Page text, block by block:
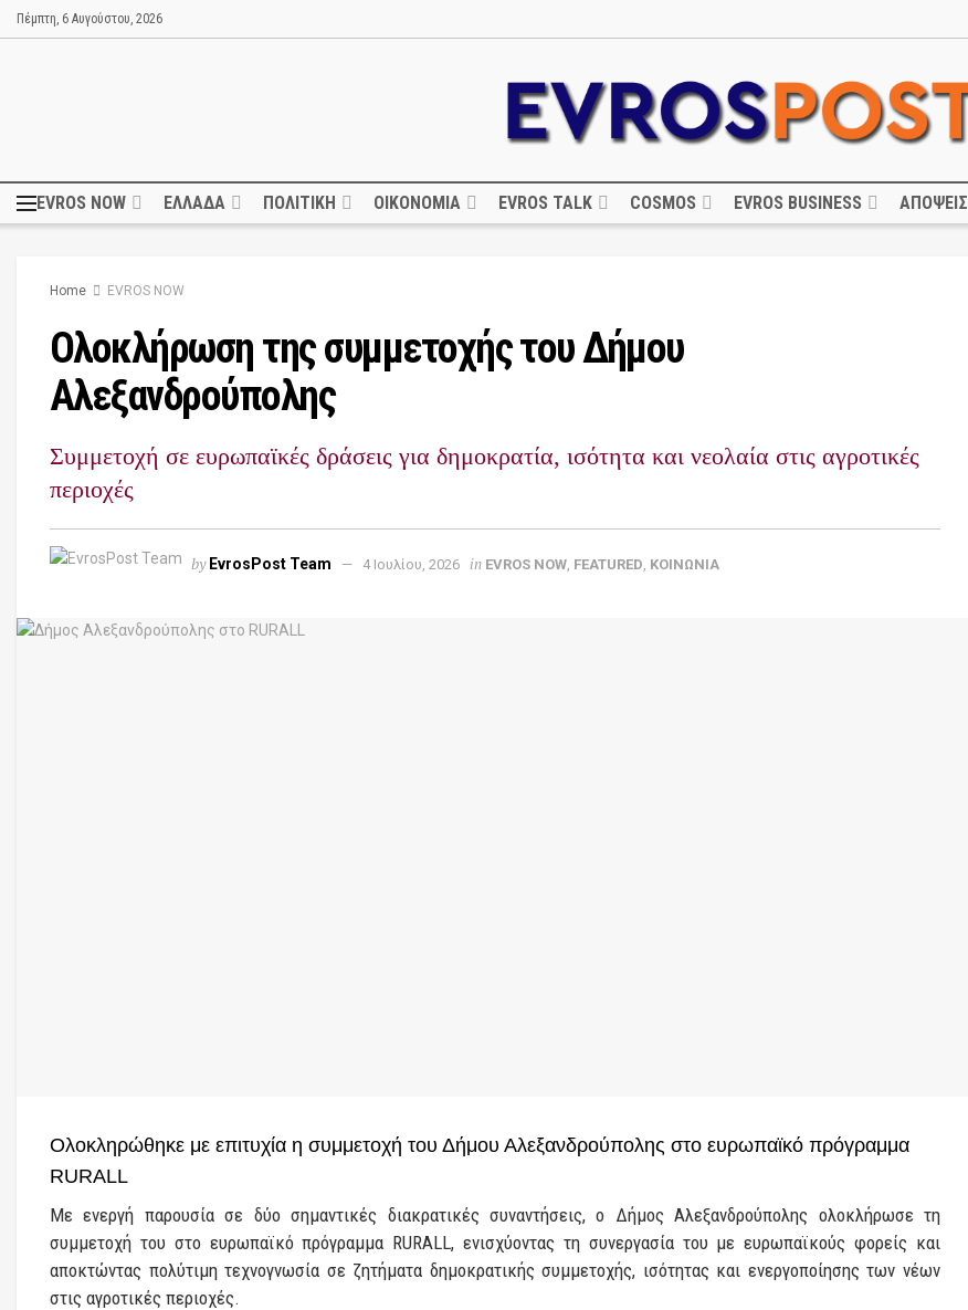
Πέμπτη, 6 Αυγούστου, 2026
EVROS NOW ΕΛΛΑΔΑ ΠΟΛΙΤΙΚΗ ΟΙΚΟΝΟΜΙΑ EVROS TALK COSMOS EVROS BUSINESS ΑΠΟΨΕΙΣ
Home EVROS NOW
Ολοκλήρωση της συμμετοχής του Δήμου
Αλεξανδρούπολης
Συμμετοχή σε ευρωπαϊκές δράσεις για δημοκρατία, ισότητα και νεολαία στις αγροτικές
περιοχές
by EvrosPost Team 4 Ιουλίου, 2026 in EVROS NOW, FEATURED, ΚΟΙΝΩΝΙΑ
Ολοκληρώθηκε με επιτυχία η συμμετοχή του Δήμου Αλεξανδρούπολης στο ευρωπαϊκό πρόγραμμα
RURALL
Με ενεργή παρουσία σε δύο σημαντικές διακρατικές συναντήσεις, ο Δήμος Αλεξανδρούπολης ολοκλήρωσε τη
συμμετοχή του στο ευρωπαϊκό πρόγραμμα RURALL, ενισχύοντας τη συνεργασία του με ευρωπαϊκούς φορείς και
αποκτώντας πολύτιμη τεχνογνωσία σε ζητήματα δημοκρατικής συμμετοχής, ισότητας και ενεργοποίησης των νέων
στις αγροτικές περιοχές.